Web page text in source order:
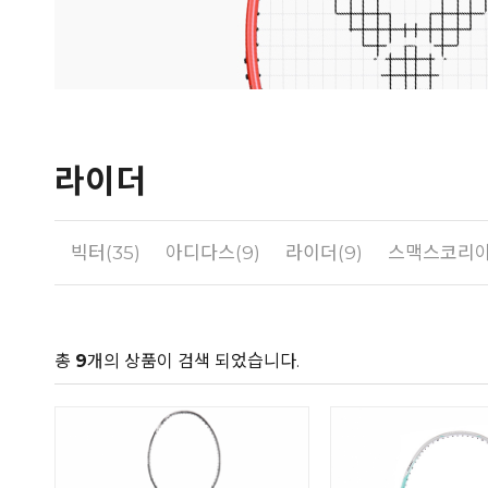
라이더
빅터(35) 아디다스(9) 라이더(9) 스맥스코리
총 9개의 상품이 검색 되었습니다.